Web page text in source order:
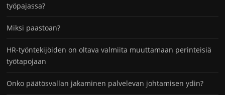
työpajassa?
Miksi paastoan?
HR-työntekijöiden on oltava valmiita muuttamaan perinteisiä
työtapojaan
Onko päätösvallan jakaminen palvelevan johtamisen ydin?